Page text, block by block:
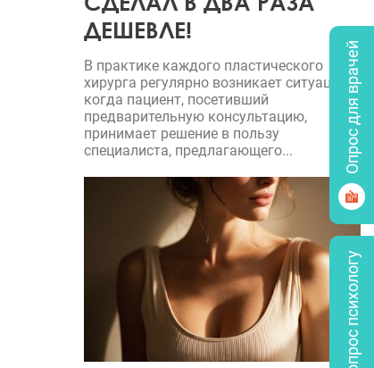
ДЕШЕВЛЕ!
В практике каждого пластического
хирурга регулярно возникает ситуация,
когда пациент, посетивший
предварительную консультацию,
принимает решение в пользу
специалиста, предлагающего...
Опрос для врачей